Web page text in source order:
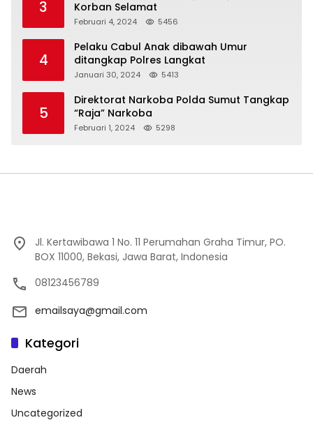
3
Korban Selamat
Februari 4, 2024 5456
4
Pelaku Cabul Anak dibawah Umur
ditangkap Polres Langkat
Januari 30, 2024 5413
5
Direktorat Narkoba Polda Sumut Tangkap
“Raja” Narkoba
Februari 1, 2024 5298
Jl. Kertawibawa 1 No. 11 Perumahan Graha Timur, PO.
BOX 11000, Bekasi, Jawa Barat, Indonesia
08123456789
emailsaya@gmail.com
Kategori
Daerah
News
Uncategorized